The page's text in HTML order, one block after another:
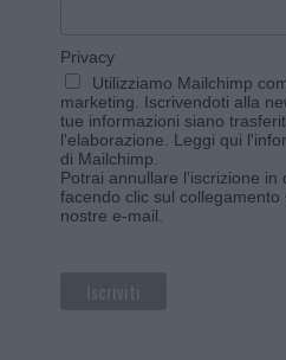
Privacy
Utilizziamo Mailchimp
marketing. Iscrivendoti alla
tue informazioni siano
l'elaborazione. Leggi qui
di Mailchimp.
Potrai annullare l'iscrizione in
facendo clic sul
nostre e-mail.